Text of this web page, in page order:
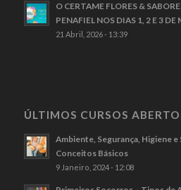
O CERTAME FLORES &
PENAFIEL NOS DIAS 1, 2 E 3 DE
21 Abril, 2026 - 13:39
ÚLTIMOS CURSOS
Ambiente, Segurança, Higiene e
Conceitos Básicos
9 Janeiro, 2024 - 12:08